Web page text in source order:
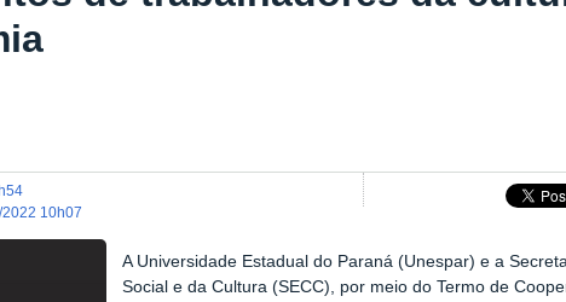
2022 10h07
A Universidade Estadual do Paraná (Unespar) e a
Social e da Cultura (SECC), por meio do Termo de